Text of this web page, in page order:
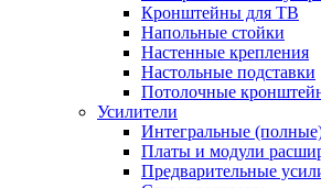
Кронштейны для ТВ
Напольные стойки
Настенные крепления
Настольные подставки
Потолочные
Усилители
Интегральные
Платы и модули
Предварительные